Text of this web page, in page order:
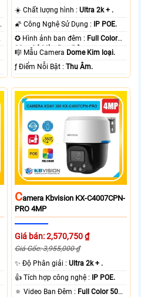
☀️ Chất lượng hình :Ultra 2k + .
🌠 Công Nghệ Sử Dụng :
IP POE.
✪ Hình ảnh ban đêm : Full Color
30m Có Màu Ban Ðêm.
🎼️ Mẫu Camera Dome Kim loại.
️ƒ Điểm Nỗi Bật :Thu Âm.
CAmera Kbvision KX-C4007CPN-
PRO 4MP
Giá bán: 2,570,750 ₫
Giá Gốc: 3,955,000 ₫
✨ Độ Phân giải :Ultra 2k + .
👍 Tích hợp công nghệ :
IP POE.
🔅 Video Ban Đêm : Full Color 50m